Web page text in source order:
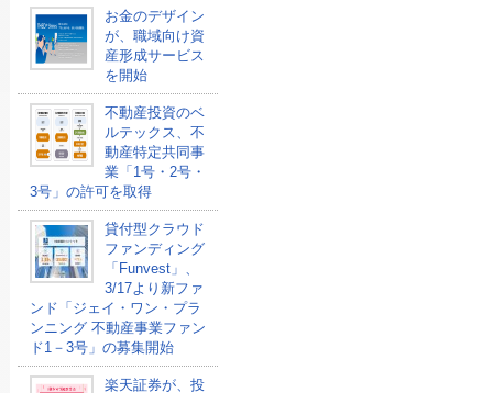
お金のデザイン
が、職域向け資
産形成サービス
を開始
不動産投資のベ
ルテックス、不
動産特定共同事
業「1号・2号・
3号」の許可を取得
貸付型クラウド
ファンディング
「Funvest」、
3/17より新ファ
ンド「ジェイ・ワン・プラ
ンニング 不動産事業ファン
ド1－3号」の募集開始
楽天証券が、投